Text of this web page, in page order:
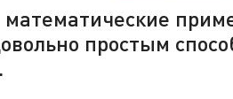
простым